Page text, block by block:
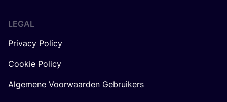
LEGAL
Privacy Policy
Cookie Policy
Algemene Voorwaarden Gebruikers